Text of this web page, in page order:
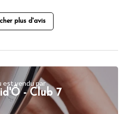
plus d'avis
est vendu par
- Club 7